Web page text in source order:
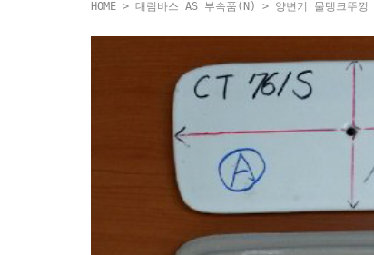
HOME > 대림바스 AS 부속품(N) > 양변기 물탱크뚜껑